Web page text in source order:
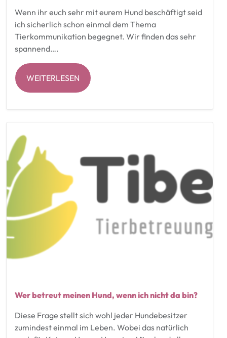
Wenn ihr euch sehr mit eurem Hund beschäftigt seid
ich sicherlich schon einmal dem Thema
Tierkommunikation begegnet. Wir finden das sehr
spannend….
WEITERLESEN
Wer betreut meinen Hund, wenn ich nicht da bin?
Diese Frage stellt sich wohl jeder Hundebesitzer
zumindest einmal im Leben. Wobei das natürlich